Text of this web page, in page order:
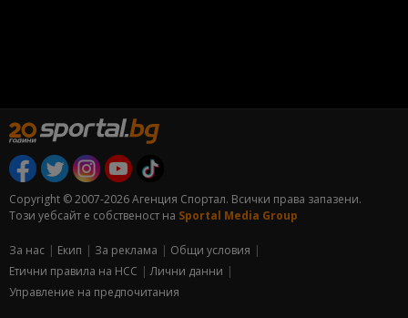
Copyright © 2007-2026 Агенция Спортал. Всички права запазени.
Този уебсайт е собственост на Sportal Media Group
За нас Екип За рекламa
Общи условия
Етични правила на НСС
Лични данни
Управление на предпочитания